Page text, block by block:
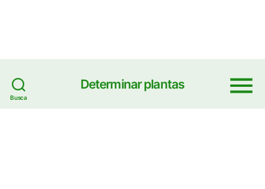
Busca
Determinar plantas Menu